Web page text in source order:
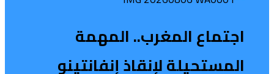
اجتماع المغرب.. المهمة
المستحيلة لإنقاذ إنفانتينو